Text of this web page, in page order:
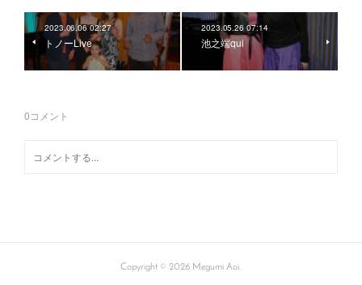
2023.06.06 02:27
トノーLive
2023.05.26 07:14
池之端qui
0コメント
Copyright © 2026 Megumi Aoi.